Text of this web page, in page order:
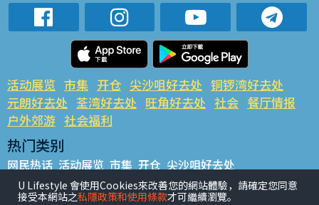
活动展览 市集 开仓 尖沙咀好去处 铜锣湾好去处
元朗好去处 荃湾好去处 旺角好去处 社会 餐厅情报
户外郊游 社会福利
热门类别
网民热话 活动展览 市集 开仓 尖沙咀好去处
铜锣湾好去处 元朗好去处 荃湾好去处 旺角好去处 社会
餐厅情报 户外郊游
U Lifestyle 會使用Cookies來改善您的網站體驗，請確定您同意
接受本網站之私隱政策和使用條款才可繼續瀏覽。